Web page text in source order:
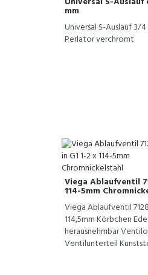
mm
Universal S-Auslauf 3/
Perlator verchromt
Viega Ablaufventil
114-5mm
Viega Ablaufventil
114,5mm Körbchen
herausnehmbar
Ventilunterteil